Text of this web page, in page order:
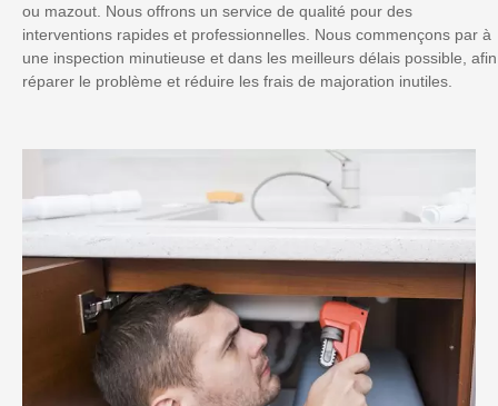
ou mazout. Nous offrons un service de qualité pour des
interventions rapides et professionnelles. Nous commençons par à
une inspection minutieuse et dans les meilleurs délais possible, afin
réparer le problème et réduire les frais de majoration inutiles.